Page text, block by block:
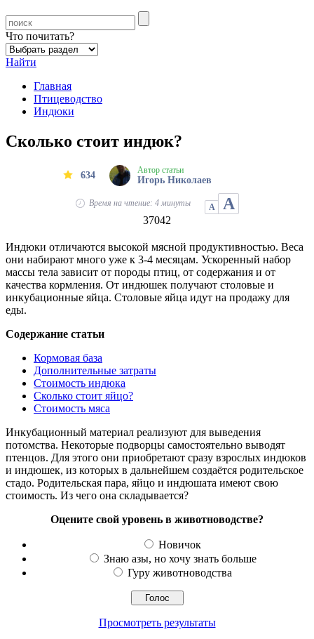
Что почитать?
Найти
Главная
Птицеводство
Индюки
Сколько стоит индюк?
634 Автор статьи
Игорь Николаев
Время на чтение: 4 минуты А А
37042
Индюки отличаются высокой мясной продуктивностью. Веса
они набирают много уже к 3-4 месяцам. Ускоренный набор
массы тела зависит от породы птиц, от содержания и от
качества кормления. От индюшек получают столовые и
инкубационные яйца. Столовые яйца идут на продажу для
еды.
Содержание статьи
Кормовая база
Дополнительные затраты
Стоимость индюка
Сколько стоит яйцо?
Стоимость мяса
Инкубационный материал реализуют для выведения
потомства. Некоторые подворцы самостоятельно выводят
птенцов. Для этого они приобретают сразу взрослых индюков
и индюшек, из которых в дальнейшем создаётся родительское
стадо. Родительская пара, яйцо и индюшата имеют свою
стоимость. Из чего она складывается?
Оцените свой уровень в животноводстве?
Новичок
Знаю азы, но хочу знать больше
Гуру животноводства
Просмотреть результаты